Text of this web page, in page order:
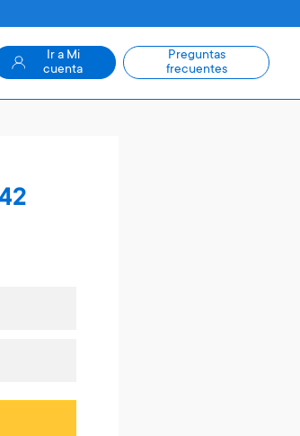
Ir a Mi
cuenta
Preguntas
frecuentes